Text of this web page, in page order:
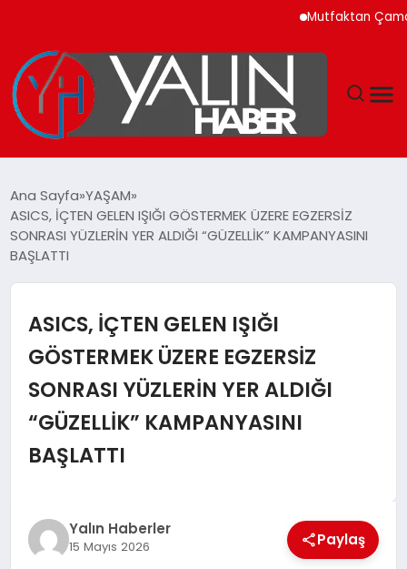
Mutfaktan Çamaşır
SPOR
EKONOMİ
YAŞAM
EĞİTİM
TEKNOLOJİ
SAĞLIK
Ana Sayfa YAŞAM
ASICS, İÇTEN GELEN IŞIĞI GÖSTERMEK ÜZERE EGZERSİZ
SONRASI YÜZLERİN YER ALDIĞI “GÜZELLİK” KAMPANYASINI
BAŞLATTI
ASICS, İÇTEN GELEN IŞIĞI
GÖSTERMEK ÜZERE EGZERSİZ
SONRASI YÜZLERİN YER ALDIĞI
“GÜZELLİK” KAMPANYASINI
BAŞLATTI
Yalın Haberler
15 Mayıs 2026 Paylaş